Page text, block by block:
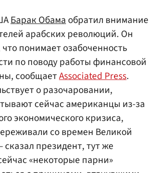
Барак Обамаобратил внимание
арабских революций. Он
понимает озабоченность
по поводу работы финансовой
сообщаетAssociated Press.
о разочаровании,
сейчас американцы из-за
экономического кризиса,
со времен Великой
президент, тут же
«некоторые парни»